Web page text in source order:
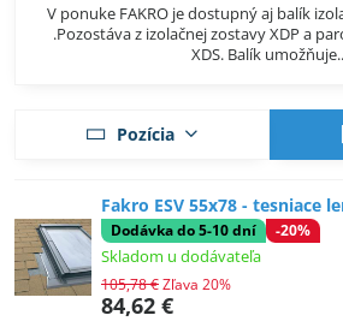
V ponuke FAKRO je dostupný aj balík
.Pozostáva z izolačnej zostavy XDP a
XDS. Balík
Pozícia
Fakro ESV 55x78 - tesniace
Dodávka do 5-10 dní -20%
Skladom u dodávateľa
84,62 €
105,78 €Zľava 20%